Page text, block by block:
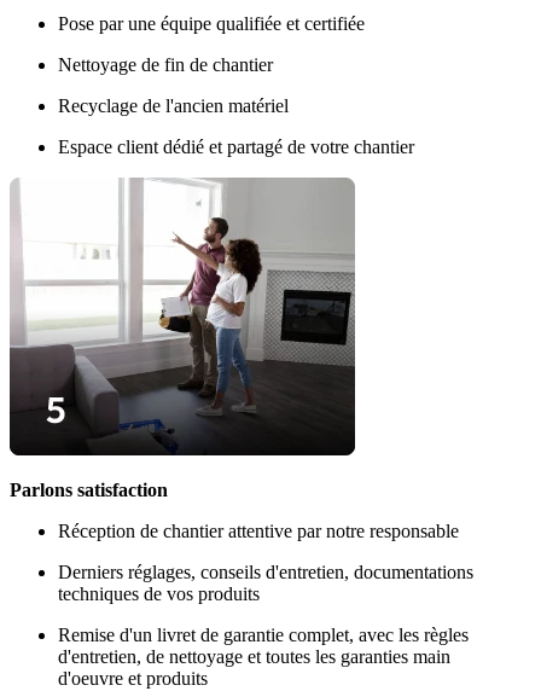
Pose par une équipe qualifiée et certifiée
Nettoyage de fin de chantier
Recyclage de l'ancien matériel
Espace client dédié et partagé de votre chantier
Parlons satisfaction
Réception de chantier attentive par notre responsable
Derniers réglages, conseils d'entretien, documentations
techniques de vos produits
Remise d'un livret de garantie complet, avec les règles
d'entretien, de nettoyage et toutes les garanties main
d'oeuvre et produits